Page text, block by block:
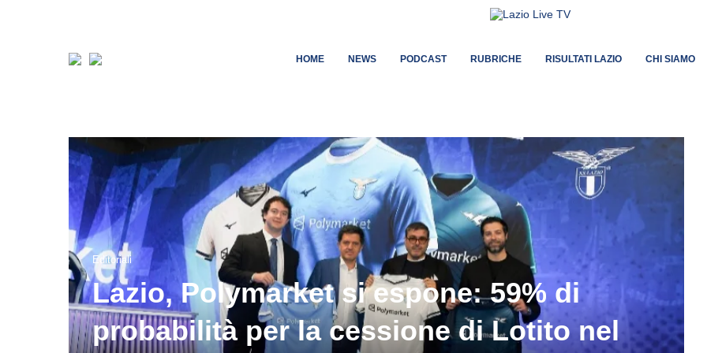
HOME NEWS PODCAST RUBRICHE RISULTATI LAZIO CHI SIAMO
Editoriali
Lazio, Polymarket si espone: 59% di
probabilità per la cessione di Lotito nel